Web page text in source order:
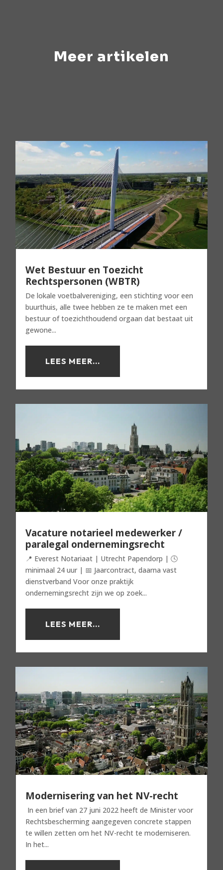
Meer artikelen
Wet Bestuur en Toezicht
Rechtspersonen (WBTR)
De lokale voetbalvereniging, een stichting voor een
buurthuis, alle twee hebben ze te maken met een
bestuur of toezichthoudend orgaan dat bestaat uit
gewone...
LEES MEER...
Vacature notarieel medewerker /
paralegal ondernemingsrecht
📍 Everest Notariaat | Utrecht Papendorp | 🕓
minimaal 24 uur | 📅 Jaarcontract, daarna vast
dienstverband Voor onze praktijk
ondernemingsrecht zijn we op zoek...
LEES MEER...
Modernisering van het NV-recht
In een brief van 27 juni 2022 heeft de Minister voor
Rechtsbescherming aangegeven concrete stappen
te willen zetten om het NV-recht te moderniseren.
In het...